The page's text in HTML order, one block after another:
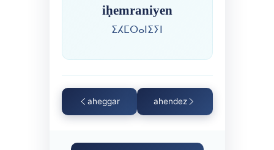
iḥemraniyen
ⵉⵃⵎⵔⴰⵏⵉⵢⵏ
aheggar ahendez